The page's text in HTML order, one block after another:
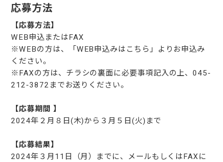
応募方法
【応募方法】
WEB申込またはFAX
※WEBの方は、「WEB申込みはこちら」よりお申込み
ください。
※FAXの方は、チラシの裏面に必要事項記入の上、045-
212-3872までお送りください。
【応募期間 】
2024年２月８日(木)から３月５日(火)まで
【応募結果】
2024年３月11日（月）までに、メールもしくはFAXに